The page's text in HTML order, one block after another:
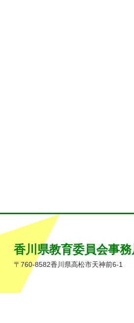
香川県教育委員会事務
〒760-8582香川県高松市天神前6-1